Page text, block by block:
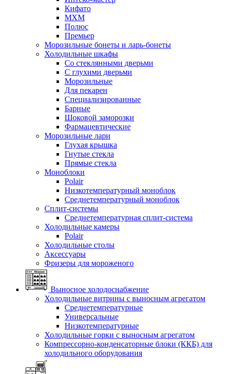
Кифато
МХМ
Полюс
Премьер
Морозильные бонеты и ларь-бонеты
Холодильные шкафы
Со стеклянными дверьми
С глухими дверьми
Морозильные
Для пекарен
Специализированные
Барные
Шоковой заморозки
Фармацевтические
Морозильные лари
Глухая крышка
Гнутые стекла
Прямые стекла
Моноблоки
Polair
Низкотемпературный моноблок
Среднетемпературный моноблок
Сплит-системы
Среднетемпературная сплит-система
Холодильные камеры
Polair
Холодильные столы
Аксессуары
Фризеры для мороженого
Выносное холодоснабжение
Холодильные витрины с выносным агрегатом
Среднетемпературные
Универсальные
Низкотемпературные
Холодильные горки с выносным агрегатом
Компрессорно-конденсаторные блоки (ККБ) для
холодильного оборудования